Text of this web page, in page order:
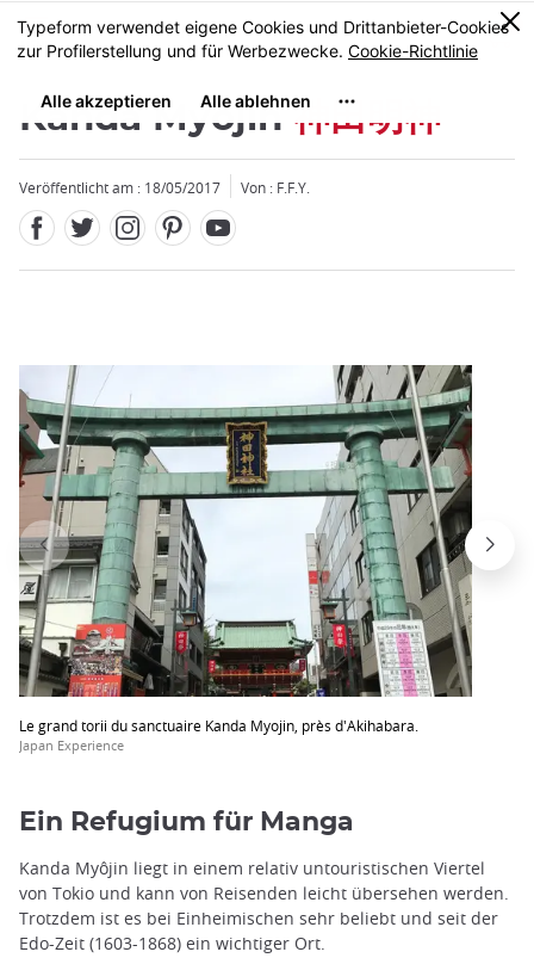
Größe
MENU
0
Kanda Myôjin神田明神
Veröffentlicht am : 18/05/2017 Von : F.F.Y.
Le grand torii du sanctuaire Kanda Myojin, près d'Akihabara.
Japan Experience
Schließen
Ein Refugium für Manga
Kanda Myôjin liegt in einem relativ untouristischen Viertel
von Tokio und kann von Reisenden leicht übersehen werden.
Trotzdem ist es bei Einheimischen sehr beliebt und seit der
Edo-Zeit (1603-1868) ein wichtiger Ort.